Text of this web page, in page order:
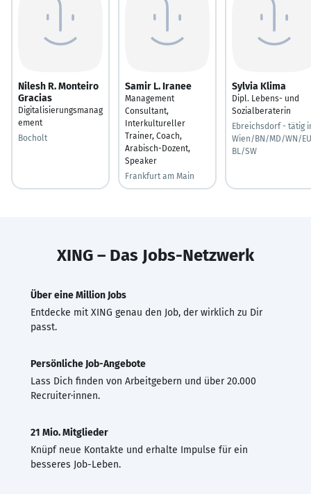
Nilesh R. Monteiro
Gracias
Digitalisierungsmanag
ement
Bocholt
Samir L. Iranee
Management
Consultant,
Interkultureller
Trainer, Coach,
Arabisch-Dozent,
Speaker
Frankfurt am Main
Sylvia Klima
Dipl. Lebens- und
Sozialberaterin
Ebreichsdorf - tätig
Wien/BN/MD/WN/
BL/SW
XING – Das Jobs-Netzwerk
Über eine Million Jobs
Entdecke mit XING genau den Job, der wirklich zu Dir
passt.
Persönliche Job-Angebote
Lass Dich finden von Arbeitgebern und über 20.000
Recruiter·innen.
21 Mio. Mitglieder
Knüpf neue Kontakte und erhalte Impulse für ein
besseres Job-Leben.